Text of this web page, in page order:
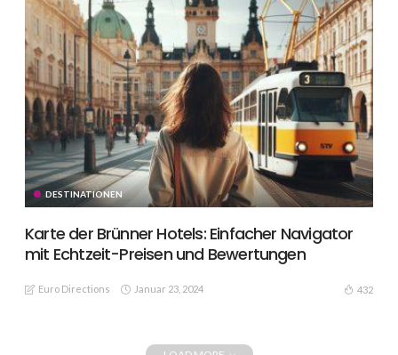
DESTINATIONEN
Karte der Brünner Hotels: Einfacher Navigator
mit Echtzeit-Preisen und Bewertungen
Euro Directions Januar 23, 2024 432